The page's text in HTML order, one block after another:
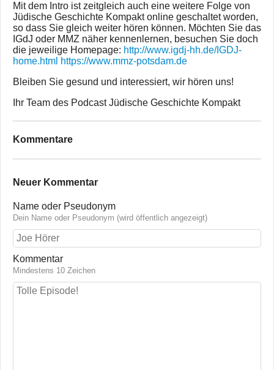
Mit dem Intro ist zeitgleich auch eine weitere Folge von
Jüdische Geschichte Kompakt online geschaltet worden,
so dass Sie gleich weiter hören können. Möchten Sie das
IGdJ oder MMZ näher kennenlernen, besuchen Sie doch
die jeweilige Homepage: http://www.igdj-hh.de/IGDJ-
home.html https://www.mmz-potsdam.de
Bleiben Sie gesund und interessiert, wir hören uns!
Ihr Team des Podcast Jüdische Geschichte Kompakt
Kommentare
Neuer Kommentar
Name oder Pseudonym
Dein Name oder Pseudonym (wird öffentlich angezeigt)
Kommentar
Mindestens 10 Zeichen